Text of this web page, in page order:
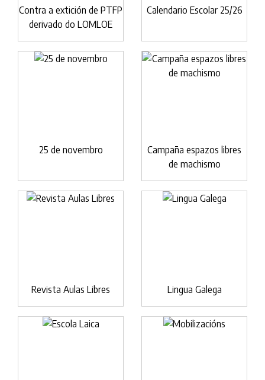
Contra a extición de PTFP
derivado do LOMLOE
Calendario Escolar 25/26
25 de novembro
Campaña espazos libres
de machismo
Revista Aulas Libres Lingua Galega